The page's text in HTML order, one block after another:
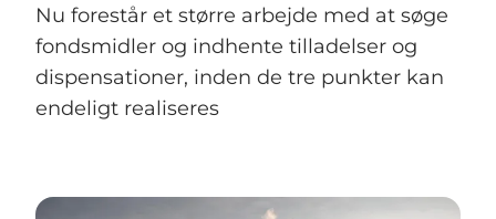
Nu forestår et større arbejde med at søge
fondsmidler og indhente tilladelser og
dispensationer, inden de tre punkter kan
endeligt realiseres